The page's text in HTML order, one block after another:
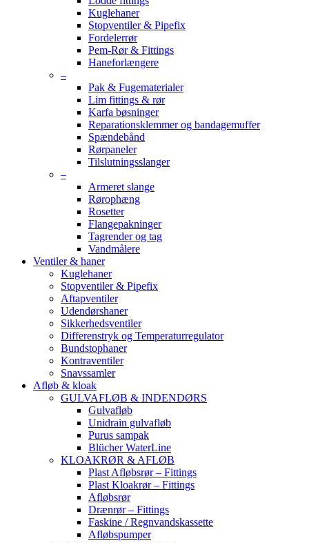
Kuglehaner
Stopventiler & Pipefix
Fordelerrør
Pem-Rør & Fittings
Haneforlængere
–
Pak & Fugematerialer
Lim fittings & rør
Karfa bøsninger
Reparationsklemmer og bandagemuffer
Spændebånd
Rørpaneler
Tilslutningsslanger
–
Armeret slange
Rørophæng
Rosetter
Flangepakninger
Tagrender og tag
Vandmålere
Ventiler & haner
Kuglehaner
Stopventiler & Pipefix
Aftapventiler
Udendørshaner
Sikkerhedsventiler
Differenstryk og Temperaturregulator
Bundstophaner
Kontraventiler
Snavssamler
Afløb & kloak
GULVAFLØB & INDENDØRS
Gulvafløb
Unidrain gulvafløb
Purus sampak
Blücher WaterLine
KLOAKRØR & AFLØB
Plast Afløbsrør – Fittings
Plast Kloakrør – Fittings
Afløbsrør
Drænrør – Fittings
Faskine / Regnvandskassette
Afløbspumper